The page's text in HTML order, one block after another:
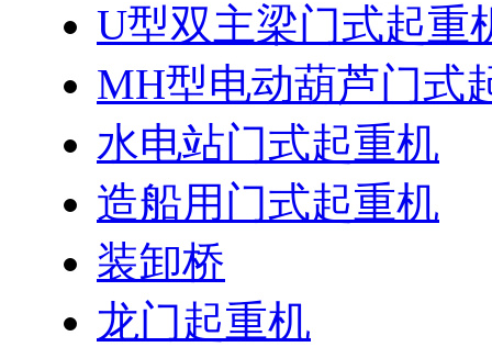
U型双主梁门式起重
MH型电动葫芦门式
水电站门式起重机
造船用门式起重机
装卸桥
龙门起重机